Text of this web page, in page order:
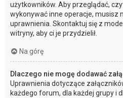
użytkowników. Aby przeglądać,
wykonywać inne operacje, musisz
uprawnienia. Skontaktuj się z
witryny, aby ci je przydzielił.
Na górę
Dlaczego nie mogę dodawać
Uprawnienia dotyczące
każdego forum, dla każdej grupy i